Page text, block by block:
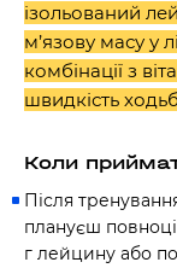
ізольований
м’язову масу у
комбінації з
швидкість
Коли
Після
плануєш
г лейцину або